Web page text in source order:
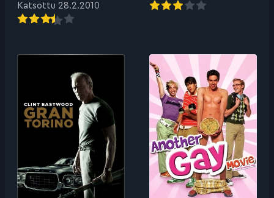
Katsottu 28.2.2010